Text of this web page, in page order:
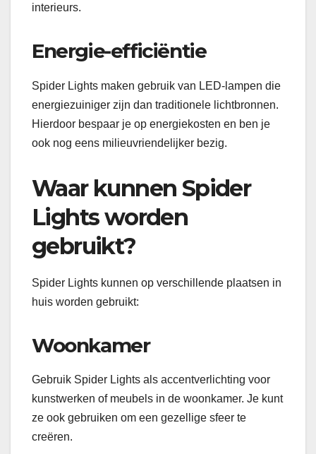
interieurs.
Energie-efficiëntie
Spider Lights maken gebruik van LED-lampen die
energiezuiniger zijn dan traditionele lichtbronnen.
Hierdoor bespaar je op energiekosten en ben je
ook nog eens milieuvriendelijker bezig.
Waar kunnen Spider
Lights worden
gebruikt?
Spider Lights kunnen op verschillende plaatsen in
huis worden gebruikt:
Woonkamer
Gebruik Spider Lights als accentverlichting voor
kunstwerken of meubels in de woonkamer. Je kunt
ze ook gebruiken om een ​​gezellige sfeer te
creëren.